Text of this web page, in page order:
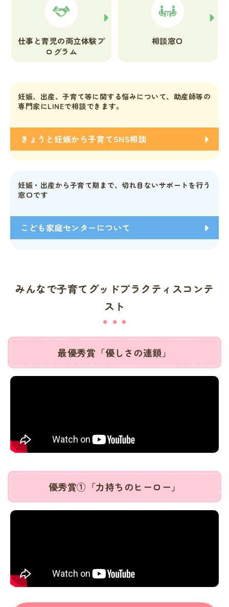
仕事と育児の両立体験プ
ログラム
相談窓口
きょうと妊娠から子育てSNS相談
妊娠、出産、子育て等に関する悩みについて、助産師等の
専門家にLINEで相談できます。
こども家庭センターについて
妊娠・出産から子育て期まで、切れ目ないサポートを行う
窓口です
みんなで子育てグッドプラクティスコンテ
スト
最優秀賞「優しさの連鎖」
優秀賞①「力持ちのヒーロー」